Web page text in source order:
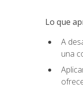
Lo que
A
una